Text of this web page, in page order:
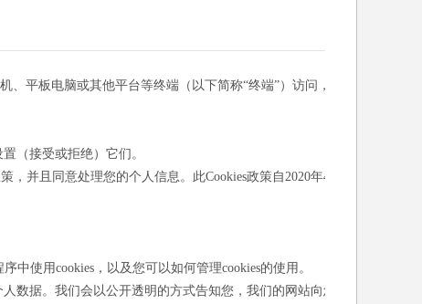
平板电脑或其他平台等终端（以下简称“终端”）访问，
（接受或拒绝）它们。
并且同意处理您的个人信息。此Cookies政策自2020年4
中使用cookies，以及您可以如何管理cookies的使用。
数据。我们会以公开透明的方式告知您，我们的网站向您